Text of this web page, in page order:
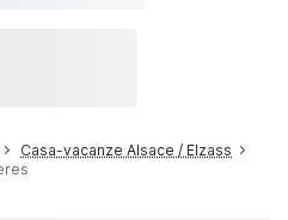
Casa-vacanze Alsace / Elzass